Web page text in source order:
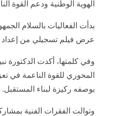
الهوية الوطنية ودعم القوة
بدأت الفعاليات بالسلام
عرض فيلم تسجيلي من
وفي كلمتها، أكدت الدكتورة
المحوري للقوة الناعمة في
بوصفه ركيزة لبناء المستقبل.
وتوالت الفقرات الفنية